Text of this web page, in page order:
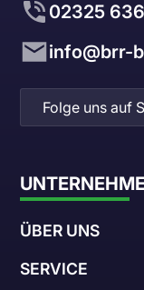
02325
info@brr-
Folge uns auf
ÜBER UNS
SERVICE